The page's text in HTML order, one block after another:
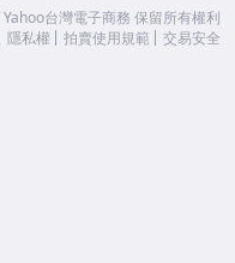
Yahoo台灣電子商務 保留所有權利
隱私權 拍賣使用規範 交易安全